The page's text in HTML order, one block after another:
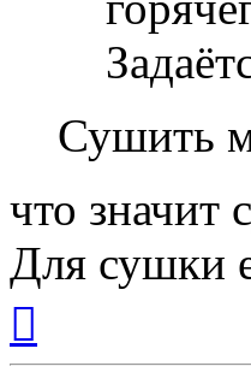
Сушить
что значит
Для сушки
началу